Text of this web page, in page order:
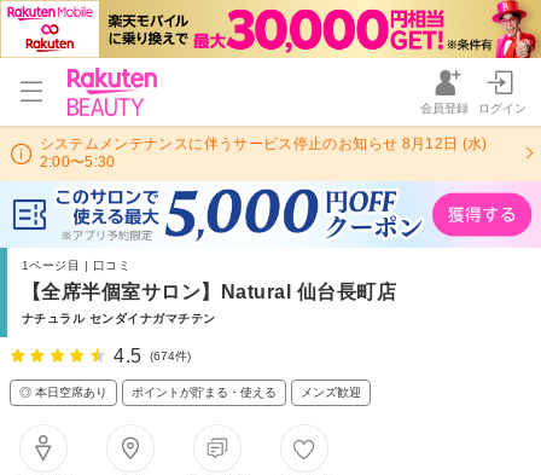
会員登録 ログイン
システムメンテナンスに伴うサービス停止のお知らせ 8月12日 (水)
2:00〜5:30
1ページ目 | 口コミ
【全席半個室サロン】Natural 仙台長町店
ナチュラル センダイナガマチテン
4.5 (674件)
◎ 本日空席あり ポイントが貯まる・使える メンズ歓迎